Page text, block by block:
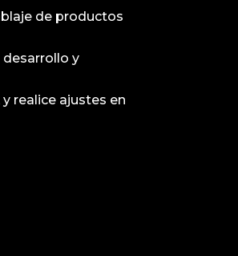
de productos
desarrollo y
realice ajustes en